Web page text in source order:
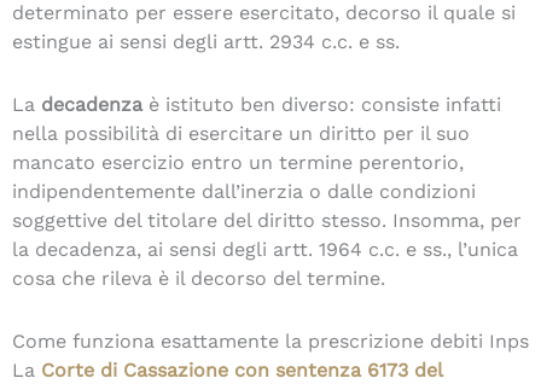
determinato per essere esercitato, decorso il quale si
estingue ai sensi degli artt. 2934 c.c. e ss.
La decadenzaè istituto ben diverso: consiste infatti
nella possibilità di esercitare un diritto per il suo
mancato esercizio entro un termine perentorio,
indipendentemente dall’inerzia o dalle condizioni
soggettive del titolare del diritto stesso. Insomma, per
la decadenza, ai sensi degli artt. 1964 c.c. e ss., l’unica
cosa che rileva è il decorso del termine.
Come funziona esattamente la prescrizione debiti Inps
La Corte di Cassazione con sentenza 6173 del